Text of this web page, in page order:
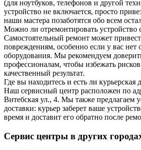
(для ноутбуков, телефонов и другой
устройство не включается, просто
наши мастера позаботятся обо всем
Можно ли отремонтировать устройство
Самостоятельный ремонт может
повреждениям, особенно если у вас нет
оборудования. Мы рекомендуем
профессионалам, чтобы избежать
качественный результат.
Где вы находитесь и есть ли курьерская
Наш сервисный центр расположен по
Витебская ул., 4. Мы также предлагаем
доставки: курьер заберет ваше
время и доставит его обратно после
Сервис центры в других